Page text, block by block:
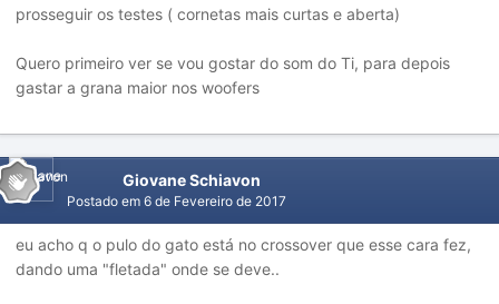
prosseguir os testes ( cornetas mais curtas e aberta)
Quero primeiro ver se vou gostar do som do Ti, para depois
gastar a grana maior nos woofers
Giovane Schiavon
Postado em 6 de Fevereiro de 2017
eu acho q o pulo do gato está no crossover que esse cara fez,
dando uma "fletada" onde se deve..